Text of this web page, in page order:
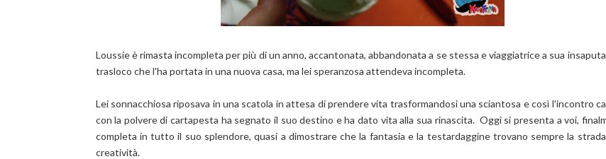
Loussie è rimasta incompleta per più di un anno, accantonata, abbandonata a se stessa e viaggiatrice a sua
trasloco che l'ha portata in una nuova casa, ma lei speranzosa attendeva incompleta.
Lei sonnacchiosa riposava in una scatola in attesa di prendere vita trasformandosi una sciantosa e così l'incontro
con la polvere di cartapesta ha segnato il suo destino e ha dato vita alla sua rinascita. Oggi si presenta a voi,
completa in tutto il suo splendore, quasi a dimostrare che la fantasia e la testardaggine trovano sempre la
creatività.